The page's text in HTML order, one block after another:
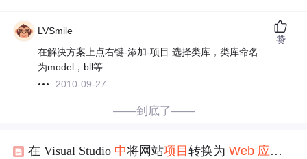
LVSmile
在解决方案上点右键-添加-项目 选择类库，类库命名
为model，bll等
2010-09-27
赞
——到底了——
在 Visual Studio 中将网站项目转换为Web 应用程序